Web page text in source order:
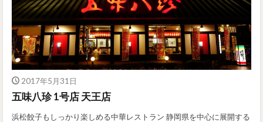
2017年5月31日
五味八珍 1号店 天王店
浜松餃子もしっかり楽しめる中華レストラン 静岡県を中心に展開する